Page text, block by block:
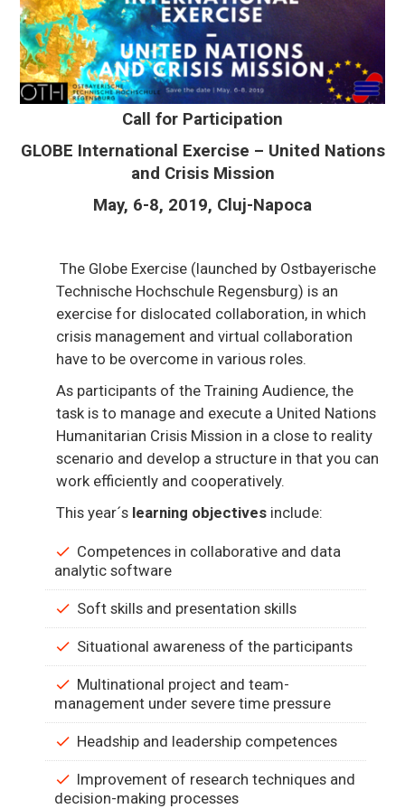
Call for Participation
GLOBE International Exercise – United Nations
and Crisis Mission
May, 6-8, 2019, Cluj-Napoca
The Globe Exercise (launched by Ostbayerische
Technische Hochschule Regensburg) is an
exercise for dislocated collaboration, in which
crisis management and virtual collaboration
have to be overcome in various roles.
As participants of the Training Audience, the
task is to manage and execute a United Nations
Humanitarian Crisis Mission in a close to reality
scenario and develop a structure in that you can
work efficiently and cooperatively.
This year´s learning objectives include:
Competences in collaborative and data
analytic software
Soft skills and presentation skills
Situational awareness of the participants
Multinational project and team-
management under severe time pressure
Headship and leadership competences
Improvement of research techniques and
decision-making processes